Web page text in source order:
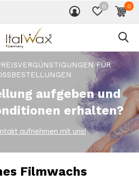
0 0
FÜR
aufgeben und
erhalten?
aufnehmen mit uns!
Filmwachs